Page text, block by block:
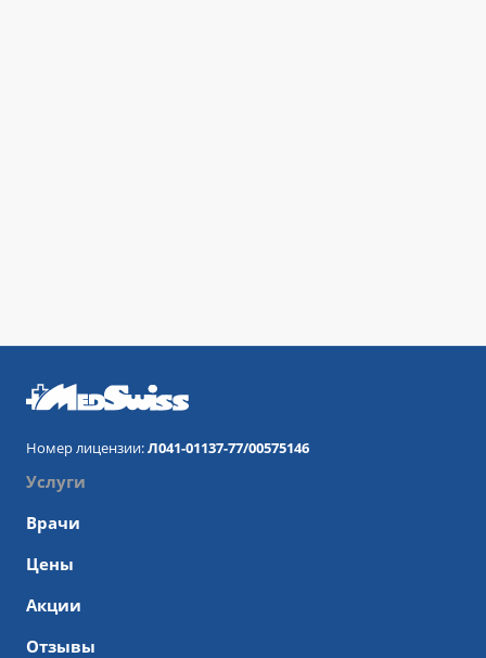
Номер лицензии:Л041-01137-77/00575146
Услуги
Врачи
Цены
Акции
Отзывы